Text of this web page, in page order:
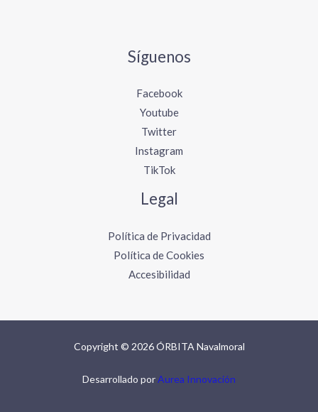
Síguenos
Facebook
Youtube
Twitter
Instagram
TikTok
Legal
Política de Privacidad
Política de Cookies
Accesibilidad
Copyright © 2026 ÓRBITA Navalmoral
Desarrollado porAurea Innovación